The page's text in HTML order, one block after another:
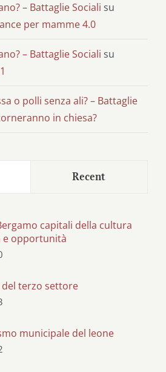
– Battaglie Sociali su
per mamme 4.0
– Battaglie Sociali su
o polli senza ali? – Battaglie
in chiesa?
Recent
capitali della cultura
e opportunità
terzo settore
municipale del leone